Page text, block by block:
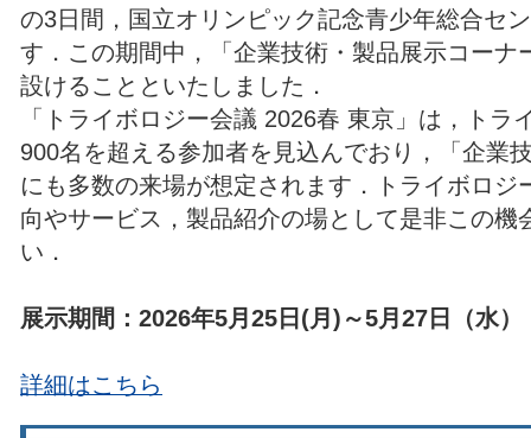
の3日間，国立オリンピック記念青少年総合セ
す．この期間中，「企業技術・製品展示コーナ
設けることといたしました．
「トライボロジー会議 2026春 東京」は，トラ
900名を超える参加者を見込んでおり，「企業
にも多数の来場が想定されます．トライボロジ
向やサービス，製品紹介の場として是非この機
い．
展示期間：2026年5月25日(月)～5月27日（水）
詳細はこちら